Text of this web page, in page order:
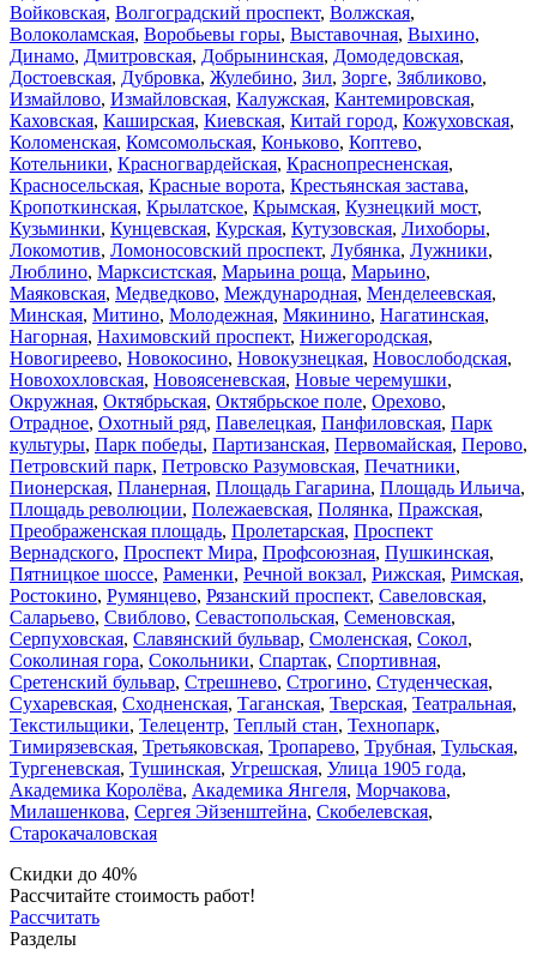
Войковская, Волгоградский проспект, Волжская,
Волоколамская, Воробьевы горы, Выставочная, Выхино,
Динамо, Дмитровская, Добрынинская, Домодедовская,
Достоевская, Дубровка, Жулебино, Зил, Зорге, Зябликово,
Измайлово, Измайловская, Калужская, Кантемировская,
Каховская, Каширская, Киевская, Китай город, Кожуховская,
Коломенская, Комсомольская, Коньково, Коптево,
Котельники, Красногвардейская, Краснопресненская,
Красносельская, Красные ворота, Крестьянская застава,
Кропоткинская, Крылатское, Крымская, Кузнецкий мост,
Кузьминки, Кунцевская, Курская, Кутузовская, Лихоборы,
Локомотив, Ломоносовский проспект, Лубянка, Лужники,
Люблино, Марксистская, Марьина роща, Марьино,
Маяковская, Медведково, Международная, Менделеевская,
Минская, Митино, Молодежная, Мякинино, Нагатинская,
Нагорная, Нахимовский проспект, Нижегородская,
Новогиреево, Новокосино, Новокузнецкая, Новослободская,
Новохохловская, Новоясеневская, Новые черемушки,
Окружная, Октябрьская, Октябрьское поле, Орехово,
Отрадное, Охотный ряд, Павелецкая, Панфиловская, Парк
культуры, Парк победы, Партизанская, Первомайская, Перово,
Петровский парк, Петровско Разумовская, Печатники,
Пионерская, Планерная, Площадь Гагарина, Площадь Ильича,
Площадь революции, Полежаевская, Полянка, Пражская,
Преображенская площадь, Пролетарская, Проспект
Вернадского, Проспект Мира, Профсоюзная, Пушкинская,
Пятницкое шоссе, Раменки, Речной вокзал, Рижская, Римская,
Ростокино, Румянцево, Рязанский проспект, Савеловская,
Саларьево, Свиблово, Севастопольская, Семеновская,
Серпуховская, Славянский бульвар, Смоленская, Сокол,
Соколиная гора, Сокольники, Спартак, Спортивная,
Сретенский бульвар, Стрешнево, Строгино, Студенческая,
Сухаревская, Сходненская, Таганская, Тверская, Театральная,
Текстильщики, Телецентр, Теплый стан, Технопарк,
Тимирязевская, Третьяковская, Тропарево, Трубная, Тульская,
Тургеневская, Тушинская, Угрешская, Улица 1905 года,
Академика Королёва, Академика Янгеля, Морчакова,
Милашенкова, Сергея Эйзенштейна, Скобелевская,
Старокачаловская
Скидки до 40%
Рассчитайте стоимость работ!
Рассчитать
Разделы